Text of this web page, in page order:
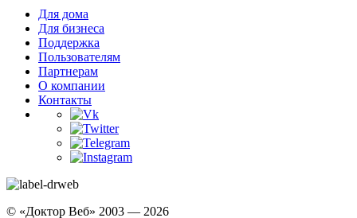
Для дома
Для бизнеса
Поддержка
Пользователям
Партнерам
О компании
Контакты
© «Доктор Веб» 2003 — 2026